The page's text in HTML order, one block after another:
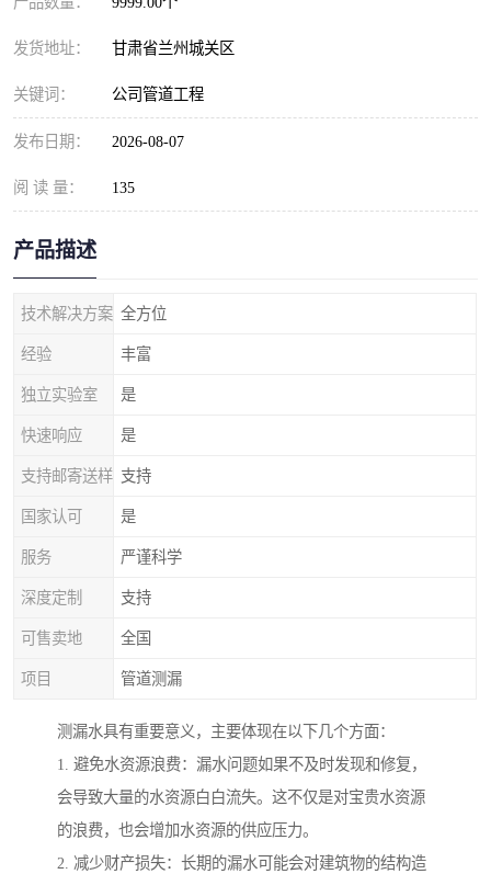
发货地址： 甘肃省兰州城关区
关键词： 公司管道工程
发布日期： 2026-08-07
阅 读 量： 135
产品描述
技术解决方案 全方位
经验 丰富
独立实验室 是
快速响应 是
支持邮寄送样 支持
国家认可 是
服务 严谨科学
深度定制 支持
可售卖地 全国
项目 管道测漏
测漏水具有重要意义，主要体现在以下几个方面：
1. 避免水资源浪费：漏水问题如果不及时发现和修复，
会导致大量的水资源白白流失。这不仅是对宝贵水资源
的浪费，也会增加水资源的供应压力。
2. 减少财产损失：长期的漏水可能会对建筑物的结构造